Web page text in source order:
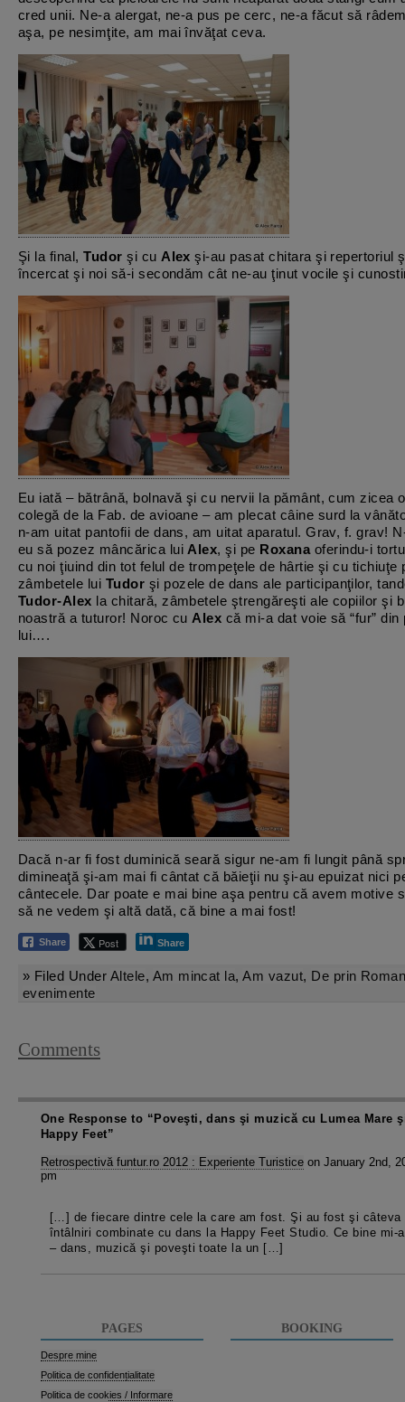
cred unii. Ne-a alergat, ne-a pus pe cerc, ne-a făcut să
aşa, pe nesimţite, am mai învăţat ceva.
Şi la final,Tudor şi cu Alex şi-au pasat chitara şi repertoriul
încercat şi noi să-i secondăm cât ne-au ţinut vocile şi
Eu iată – bătrână, bolnavă şi cu nervii la pământ, cum zicea
colegă de la Fab. de avioane – am plecat câine surd la
n-am uitat pantofii de dans, am uitat aparatul. Grav, f. grav!
eu să pozez mâncărica lui Alex, şi pe Roxana oferindu-i
cu noi ţiuind din tot felul de trompeţele de hârtie şi cu tichiuţe
zâmbetele lui Tudor şi pozele de dans ale participanţilor,
Tudor-Alex la chitară, zâmbetele ştrengăreşti ale copiilor şi
noastră a tuturor! Noroc cu Alex că mi-a dat voie să “fur” din
lui….
Dacă n-ar fi fost duminică seară sigur ne-am fi lungit până
dimineaţă şi-am mai fi cântat că băieţii nu şi-au epuizat nici
cântecele. Dar poate e mai bine aşa pentru că avem motive
să ne vedem şi altă dată, că bine a mai fost!
Share Post Share
» Filed Under Altele, Am mincat la,Am vazut, De prin
evenimente
Comments
One Response to “Poveşti, dans şi muzică cu Lumea Mare
Happy Feet”
Retrospectivă funtur.ro 2012 : Experiente Turistice on January 2nd,
pm
[…] de fiecare dintre cele la care am fost. Şi au fost şi câteva
întâlniri combinate cu dans la Happy Feet Studio. Ce bine mi-
– dans, muzică şi poveşti toate la un […]
PAGES
Despre mine
Politica de confidențialitate
Politica de cookies / Informare
BOOKING